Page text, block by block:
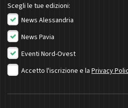
Scegli le tue edizioni:
News Alessandria
News Pavia
Eventi Nord-Ovest
Accetto l'iscrizione e la Privacy